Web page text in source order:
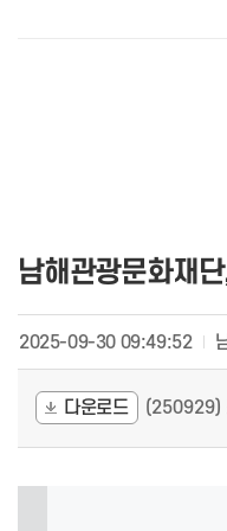
남해관광문화재
2025-09-30 09:49:52
다운로드 (250929)